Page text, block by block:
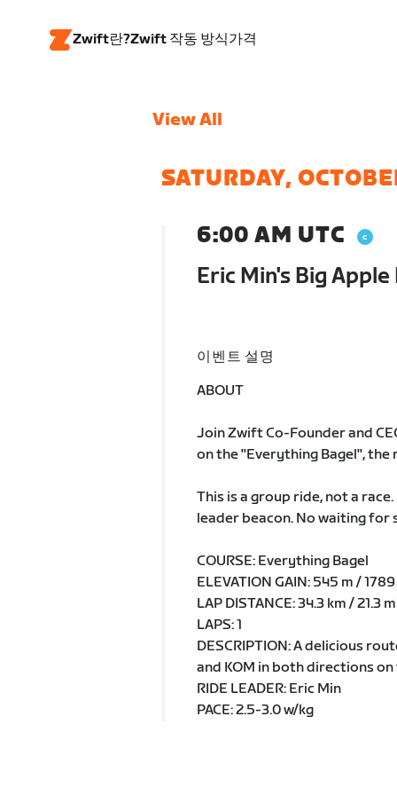
Zwift란?Zwift 작동 방식가격
View All
SATURDAY,
6:00 AM UTC
Eric Min's Big Apple
이벤트 설명
ABOUT
Join Zwift Co-Founder and
on the "Everything Bagel",
This is a group ride, not a
leader beacon. No waiting for
COURSE: Everything Bagel
ELEVATION GAIN: 545 m /
LAP DISTANCE: 34.3 km / 21.3
LAPS: 1
DESCRIPTION: A delicious
and KOM in both directions
RIDE LEADER: Eric Min
PACE: 2.5-3.0 w/kg